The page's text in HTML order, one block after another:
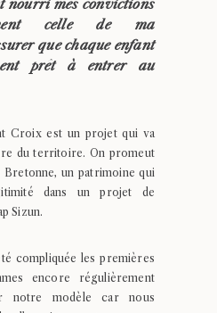
nourri mes convictions
celle de ma
que chaque enfant
prêt à entrer au
Croix est un projet qui va
du territoire. On promeut
Bretonne, un patrimoine qui
dans un projet de
Sizun.
compliquée les premières
encore régulièrement
notre modèle car nous